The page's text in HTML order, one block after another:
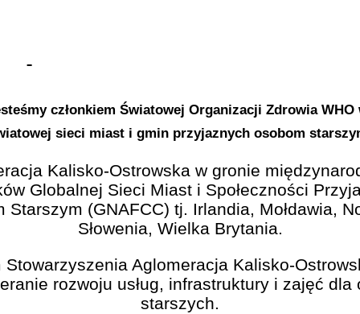
członkiem Światowej Organizacji Zdrowia WHO
sieci miast i gmin przyjaznych osobom
Kalisko-Ostrowska w gronie
Globalnej Sieci Miast i Społeczności
Starszym (GNAFCC) tj. Irlandia, Mołdawia,
Słowenia, Wielka Brytania.
Stowarzyszenia Aglomeracja Kalisko-
rozwoju usług, infrastruktury i zajęć dla
starszych.